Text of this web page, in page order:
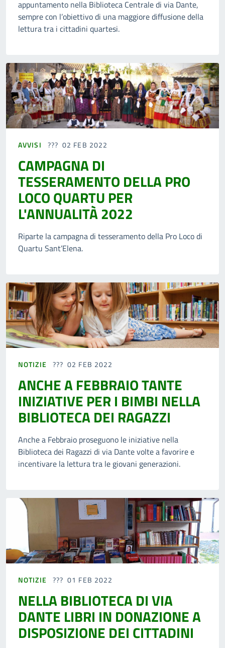
appuntamento nella Biblioteca Centrale di via Dante,
sempre con l’obiettivo di una maggiore diffusione della
lettura tra i cittadini quartesi.
AVVISI 02 FEB 2022
CAMPAGNA DI
TESSERAMENTO DELLA PRO
LOCO QUARTU PER
L'ANNUALITÀ 2022
Riparte la campagna di tesseramento della Pro Loco di
Quartu Sant’Elena.
NOTIZIE 02 FEB 2022
ANCHE A FEBBRAIO TANTE
INIZIATIVE PER I BIMBI NELLA
BIBLIOTECA DEI RAGAZZI
Anche a Febbraio proseguono le iniziative nella
Biblioteca dei Ragazzi di via Dante volte a favorire e
incentivare la lettura tra le giovani generazioni.
NOTIZIE 01 FEB 2022
NELLA BIBLIOTECA DI VIA
DANTE LIBRI IN DONAZIONE A
DISPOSIZIONE DEI CITTADINI